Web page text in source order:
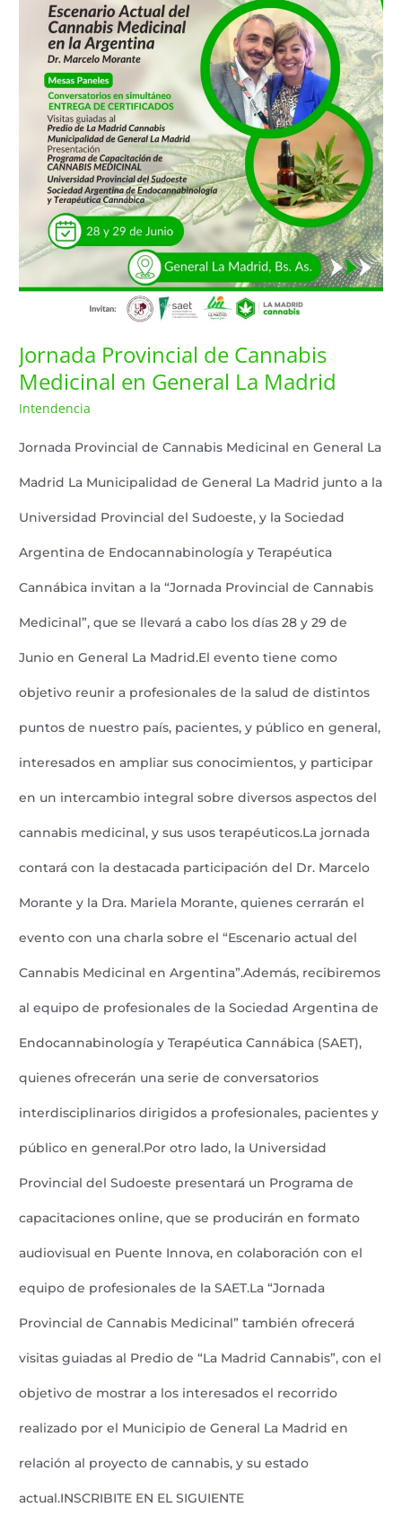
Jornada Provincial de Cannabis
Medicinal en General La Madrid
Intendencia
Jornada Provincial de Cannabis Medicinal en General La
Madrid La Municipalidad de General La Madrid junto a la
Universidad Provincial del Sudoeste, y la Sociedad
Argentina de Endocannabinología y Terapéutica
Cannábica invitan a la “Jornada Provincial de Cannabis
Medicinal”, que se llevará a cabo los días 28 y 29 de
Junio en General La Madrid.El evento tiene como
objetivo reunir a profesionales de la salud de distintos
puntos de nuestro país, pacientes, y público en general,
interesados en ampliar sus conocimientos, y participar
en un intercambio integral sobre diversos aspectos del
cannabis medicinal, y sus usos terapéuticos.La jornada
contará con la destacada participación del Dr. Marcelo
Morante y la Dra. Mariela Morante, quienes cerrarán el
evento con una charla sobre el “Escenario actual del
Cannabis Medicinal en Argentina”.Además, recibiremos
al equipo de profesionales de la Sociedad Argentina de
Endocannabinología y Terapéutica Cannábica (SAET),
quienes ofrecerán una serie de conversatorios
interdisciplinarios dirigidos a profesionales, pacientes y
público en general.Por otro lado, la Universidad
Provincial del Sudoeste presentará un Programa de
capacitaciones online, que se producirán en formato
audiovisual en Puente Innova, en colaboración con el
equipo de profesionales de la SAET.La “Jornada
Provincial de Cannabis Medicinal” también ofrecerá
visitas guiadas al Predio de “La Madrid Cannabis”, con el
objetivo de mostrar a los interesados el recorrido
realizado por el Municipio de General La Madrid en
relación al proyecto de cannabis, y su estado
actual.INSCRIBITE EN EL SIGUIENTE
Medicinal
General
Madrid